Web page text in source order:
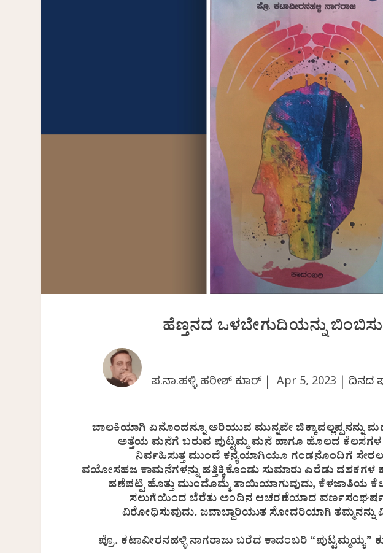
ಹೆಣ್ತನದ ಒಳಬೇಗುದಿಯನ್ನು
ಪ.ನಾ.ಹಳ್ಳಿ ಹರೀಶ್ ಕುಮಾರ್ | Apr 5, 2023 ದಿನದ
ಬಾಲಕಿಯಾಗಿ ಏನೊಂದನ್ನೂ ಅರಿಯುವ ಮುನ್ನವೇ ಚಿಕ್ಕಾವಲ್ಲಪ್ಪನನ್ನು
ಅತ್ತೆಯ ಮನೆಗೆ ಬರುವ ಪುಟ್ಟಮ್ಮ ಮನೆ ಹಾಗೂ ಹೊಲದ ಕೆಲಸಗಳ
ನಿರ್ವಹಿಸುತ್ತ ಮುಂದೆ ಕನ್ಯೆಯಾಗಿಯೂ ಗಂಡನೊಂದಿಗೆ
ವಯೋಸಹಜ ಕಾಮನೆಗಳನ್ನು ಹತ್ತಿಕ್ಕಿಕೊಂಡು ಸುಮಾರು ಎರೆಡು
ಹಣೆಪಟ್ಟಿ ಹೊತ್ತು ಮುಂದೊಮ್ಮೆ ತಾಯಿಯಾಗುವುದು, ಕೆಳಜಾತಿಯ
ಸಲುಗೆಯಿಂದ ಬೆರೆತು ಅಂದಿನ ಆಚರಣೆಯಾದ
ವಿರೋಧಿಸುವುದು. ಜವಾಬ್ದಾರಿಯುತ ಸೋದರಿಯಾಗಿ ತಮ್ಮನನ್ನು
ಪ್ರೊ. ಕಟಾವೀರನಹಳ್ಳಿ ನಾಗರಾಜು ಬರೆದ ಕಾದಂಬರಿ